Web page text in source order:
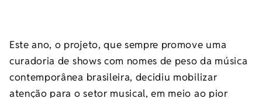
Este ano, o projeto, que sempre promove uma
curadoria de shows com nomes de peso da música
contemporânea brasileira, decidiu mobilizar
atenção para o setor musical, em meio ao pior